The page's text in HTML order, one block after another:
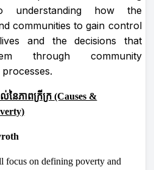
understanding how the
communities to gain control
and the decisions that
through community
ៃភាពក្រីក្រ(Causes &
focus on defining poverty and